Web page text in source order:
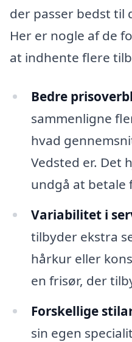
der passer bedst til
Her er nogle af de
at indhente flere
Bedre
sammenligne
hvad
Vedsted er. Det
undgå at betale
Variabilitet i
tilbyder ekstra
hårkur eller
en frisør, der
Forskellige
sin egen